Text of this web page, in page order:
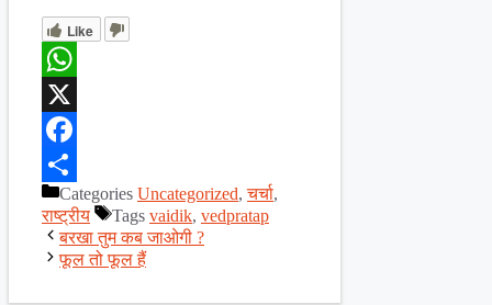
Like
WhatsApp
X
Facebook
ShareCategories Uncategorized,चर्चा,
राष्ट्रीय
Tags vaidik, vedpratap
बरखा तुम कब जाओगी ?
फूल तो फूल हैं